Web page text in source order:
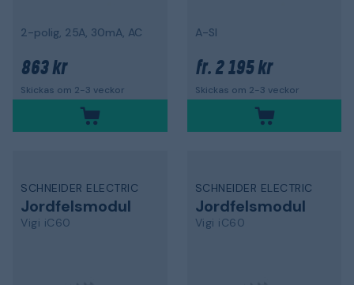
2-polig, 25A, 30mA, AC
863 kr
Skickas om 2-3 veckor
A-SI
fr. 2 195 kr
Skickas om 2-3 veckor
SCHNEIDER ELECTRIC
Jordfelsmodul
Vigi iC60
SCHNEIDER ELECTRIC
Jordfelsmodul
Vigi iC60